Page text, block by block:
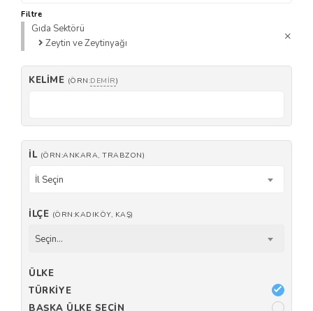
Filtre
Gıda Sektörü
Zeytin ve Zeytinyağı
KELIME (ÖRN:DEMIR)
İL (ÖRN:ANKARA, TRABZON)
İl Seçin
İLÇE (ÖRN:KADIKÖY, KAŞ)
Seçin...
ÜLKE
TÜRKIYE
BAŞKA ÜLKE SEÇIN